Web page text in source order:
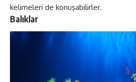
kelimeleri de konuşabilirler.
Balıklar